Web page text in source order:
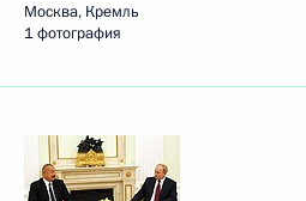
Москва, Кремль
1 фотография